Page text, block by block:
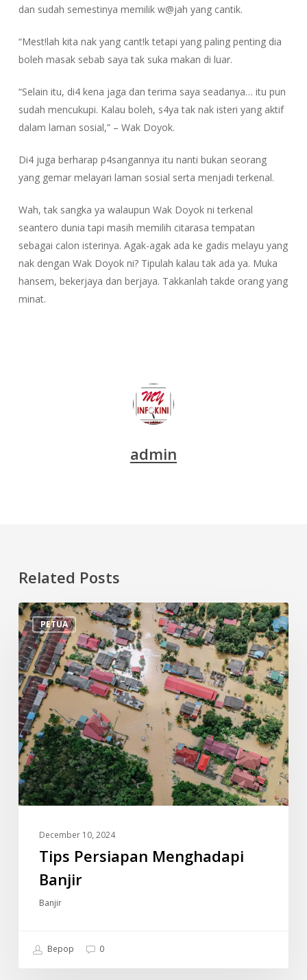
dan sudah semestinya memilik w@jah yang cantik.
“Mest!lah kita nak yang cant!k tetapi yang paling penting dia
boleh masak sebab saya tak suka makan di luar.
“Selain itu, di4 kena jaga dan terima saya seadanya… itu pun
sudah mencukupi. Kalau boleh, s4ya tak nak isteri yang aktif
dalam laman sosial,” – Wak Doyok.
Di4 juga berharap p4sangannya itu nanti bukan seorang
yang gemar melayari laman sosial serta menjadi terkenal.
Wah, tak sangka ya walaupun Wak Doyok ni terkenal
seantero dunia tapi masih memilih citarasa tempatan
sebagai calon isterinya. Agak-agak ada ke gadis melayu yang
nak dengan Wak Doyok ni? Tipulah kalau tak ada ya. Muka
hansem, bekerjaya dan berjaya. Takkanlah takde orang yang
minat.
admin
Related Posts
PETUA
Tips
Persiapan
Menghadapi
Banjir
December 10, 2024
Tips Persiapan Menghadapi
Banjir
Banjir
Bepop 0